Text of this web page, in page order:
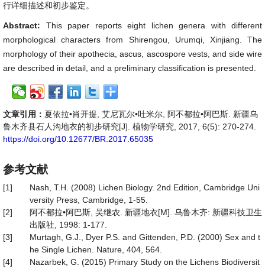
行详细描述和初步鉴定。
Abstract: This paper reports eight lichen genera with different
morphological characters from Shirengou, Urumqi, Xinjiang. The
morphology of their apothecia, ascus, ascospore vests, and side wire
are described in detail, and a preliminary classification is presented.
文章引用： 夏依拉•肖开提, 艾尼瓦尔•吐米尔, 阿不都拉•阿巴斯. 新疆乌
鲁木齐县石人沟地衣的初步研究[J]. 植物学研究, 2017, 6(5): 270-274.
https://doi.org/10.12677/BR.2017.65035
参考文献
[1]
Nash, T.H. (2008) Lichen Biology. 2nd Edition, Cambridge Uni
versity Press, Cambridge, 1-55.
[2]
阿不都拉•阿巴斯, 吴继农. 新疆地衣[M]. 乌鲁木齐: 新疆科技卫生
出版社, 1998: 1-177.
[3]
Murtagh, G.J., Dyer P.S. and Gittenden, P.D. (2000) Sex and t
he Single Lichen. Nature, 404, 564.
[4]
Nazarbek, G. (2015) Primary Study on the Lichens Biodiversit